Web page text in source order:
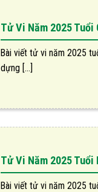
Tử Vi Năm 2025 Tuổi
Bài viết tử vi năm 2025
dựng [...]
Tử Vi Năm 2025 Tuổi
Bài viết tử vi năm 2025